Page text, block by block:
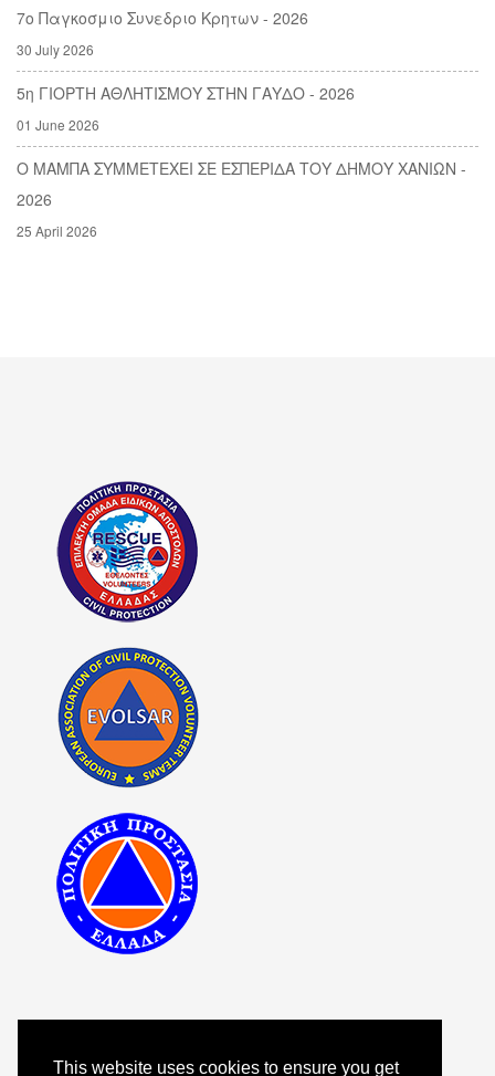
This website uses cookies to ensure you get
7ο Παγκοσμιο Συνεδριο Κρητων - 2026
30 July 2026
5η ΓΙΟΡΤΗ ΑΘΛΗΤΙΣΜΟΥ ΣΤΗΝ ΓΑΥΔΟ - 2026
01 June 2026
Ο ΜΑΜΠΑ ΣΥΜΜΕΤΕΧΕΙ ΣΕ ΕΣΠΕΡΙΔΑ ΤΟΥ ΔΗΜΟΥ ΧΑΝΙΩΝ -
2026
25 April 2026